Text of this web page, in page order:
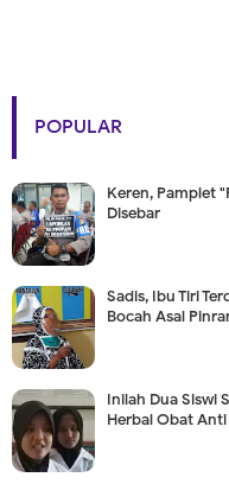
POPULAR
Keren, Pamplet
Disebar
Sadis, Ibu Tiri
Bocah Asal
Inilah Dua Siswi
Herbal Obat